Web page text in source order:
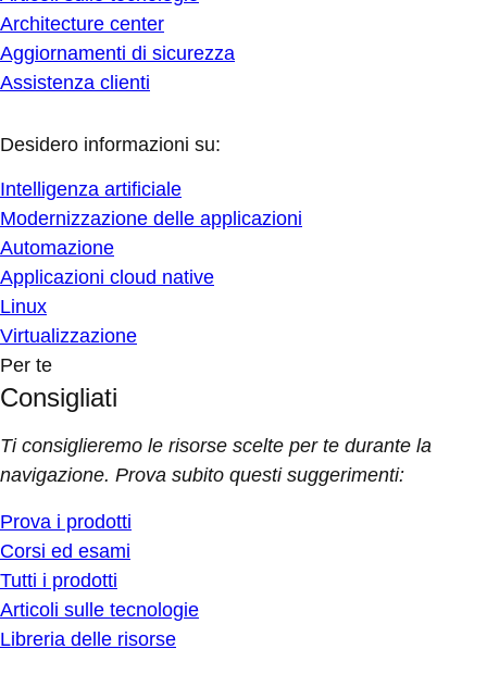
Architecture center
Aggiornamenti di sicurezza
Assistenza clienti
Desidero informazioni su:
Intelligenza artificiale
Modernizzazione delle applicazioni
Automazione
Applicazioni cloud native
Linux
Virtualizzazione
Per te
Consigliati
Ti consiglieremo le risorse scelte per te durante la
navigazione. Prova subito questi suggerimenti:
Prova i prodotti
Corsi ed esami
Tutti i prodotti
Articoli sulle tecnologie
Libreria delle risorse